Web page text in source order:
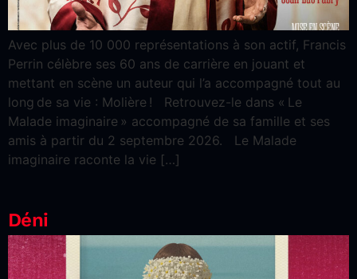
Avec plus de 10 000 représentations à son actif, Francis
Perrin célèbre ses 60 ans de carrière en jouant et
mettant en scène un auteur qui l’a accompagné tout au
long de sa vie : Molière ! Retrouvez-le dans « Le
Malade imaginaire » accompagné de sa famille et ses
amis à partir du 2 septembre 2026. Le Malade
imaginaire raconte la vie […]
Déni